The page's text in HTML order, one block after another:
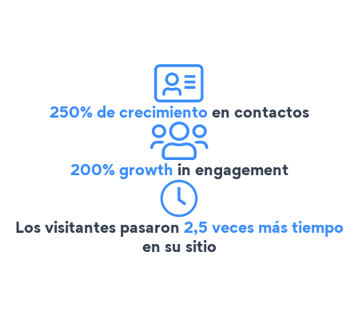
250% de crecimientoen contactos
200% growth in engagement
Los visitantes pasaron 2,5 veces más tiempo
en su sitio